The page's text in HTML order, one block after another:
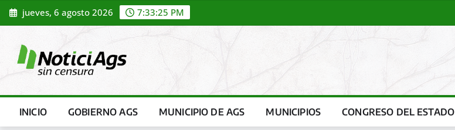
Saltar
al
jueves, 6 agosto 2026 7:33:27 PM
INICIO GOBIERNO AGS MUNICIPIO DE AGS MUNICIPIOS CONGRESO DEL ESTADO